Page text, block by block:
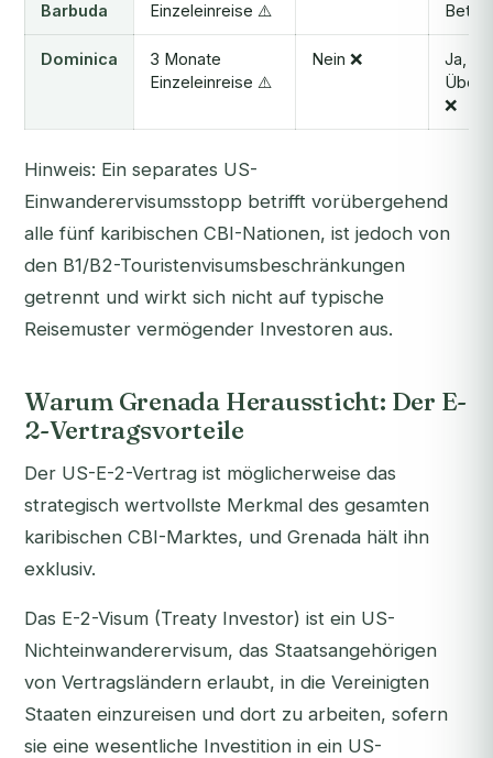
Barbuda Einzeleinreise ⚠️
Dominica
3 Monate
Einzeleinreise ⚠️
Nein ❌
Ja, In
❌
Hinweis: Ein separates US-
Einwanderervisumsstopp betrifft vorübergehend
alle fünf karibischen CBI-Nationen, ist jedoch von
den B1/B2-Touristenvisumsbeschränkungen
getrennt und wirkt sich nicht auf typische
Reisemuster vermögender Investoren aus.
Warum Grenada Heraussticht: Der E-
2-Vertragsvorteile
Der US-E-2-Vertrag ist möglicherweise das
strategisch wertvollste Merkmal des gesamten
karibischen CBI-Marktes, und Grenada hält ihn
exklusiv.
Das E-2-Visum (Treaty Investor) ist ein US-
Nichteinwanderervisum, das Staatsangehörigen
von Vertragsländern erlaubt, in die Vereinigten
Staaten einzureisen und dort zu arbeiten, sofern
sie eine wesentliche Investition in ein US-